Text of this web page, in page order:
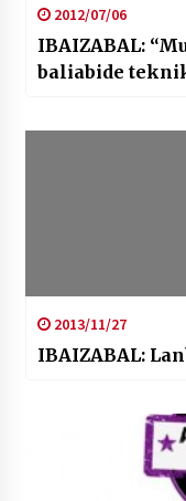
2012/07/06
IBAIZABAL:
baliabide
2013/11/27
IBAIZABAL: